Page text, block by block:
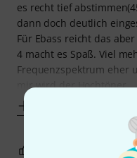
es recht tief
dann doch deutlich
Für Ebass reicht das
4 macht es Spaß. Viel
Frequenzspektrum eher
mir wird der Hochtöner